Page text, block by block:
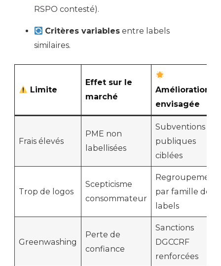
RSPO contesté).
Critères variables entre labels
similaires.
Limite
Effet sur le
marché
Amélioration
envisagée
Frais élevés
PME non
labellisées
Subventions
publiques
ciblées
Trop de logos
Scepticisme
consommateur
Regroupement
par famille de
labels
Greenwashing
Perte de
confiance
Sanctions
DGCCRF
renforcées